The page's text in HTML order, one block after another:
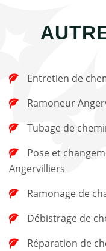
Entretien de
Ramoneur
Tubage de
Angervilliers
Ramonage de
Débistrage de
Réparation de